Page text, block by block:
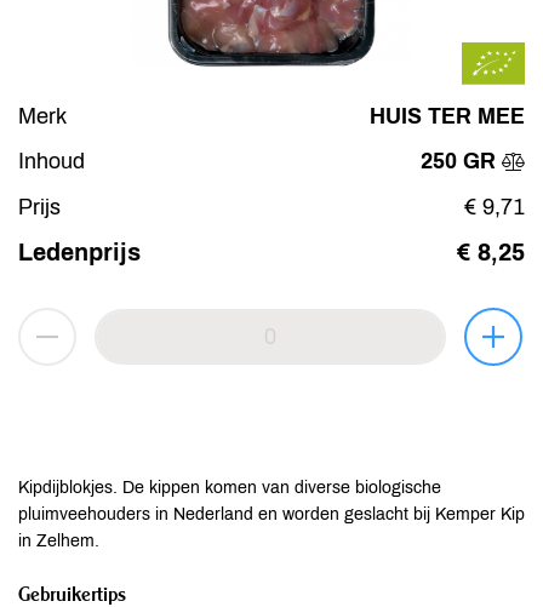
Merk
HUIS TER MEE
Inhoud
250 GR
Prijs
€ 9,71
Ledenprijs € 8,25
Kipdijblokjes. De kippen komen van diverse biologische
pluimveehouders in Nederland en worden geslacht bij Kemper Kip
in Zelhem.
Gebruikertips